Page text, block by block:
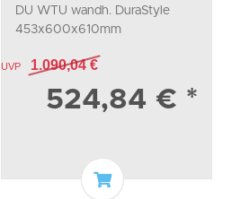
453x600x610mm 2
DU WTU wandh. DuraStyle
453x600x610mm
matt/basalt matt
UVP 1.090,04 €
524,84 € *
In den Warenkorb